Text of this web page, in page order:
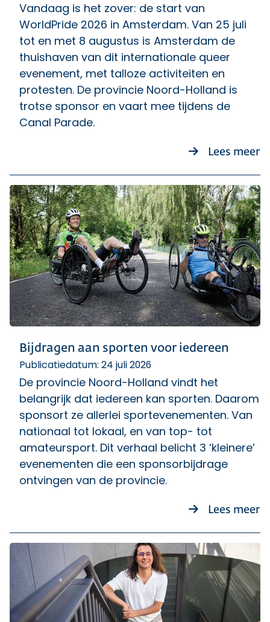
Vandaag is het zover: de start van
WorldPride 2026 in Amsterdam. Van 25 juli
tot en met 8 augustus is Amsterdam de
thuishaven van dit internationale queer
evenement, met talloze activiteiten en
protesten. De provincie Noord-Holland is
trotse sponsor en vaart mee tijdens de
Canal Parade.
Lees meer
Bijdragen aan sporten voor iedereen
Publicatiedatum: 24 juli 2026
De provincie Noord-Holland vindt het
belangrijk dat iedereen kan sporten. Daarom
sponsort ze allerlei sportevenementen. Van
nationaal tot lokaal, en van top- tot
amateursport. Dit verhaal belicht 3 ‘kleinere’
evenementen die een sponsorbijdrage
ontvingen van de provincie.
Lees meer